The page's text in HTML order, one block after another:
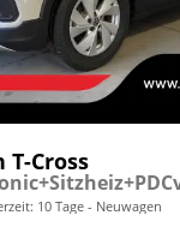
T-Cross
10 Tage Neuwagen